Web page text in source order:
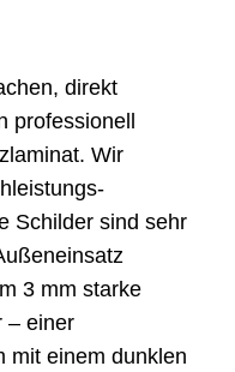
direkt
professionell
Wir
Schilder sind sehr
3 mm starke
– einer
mit einem dunklen